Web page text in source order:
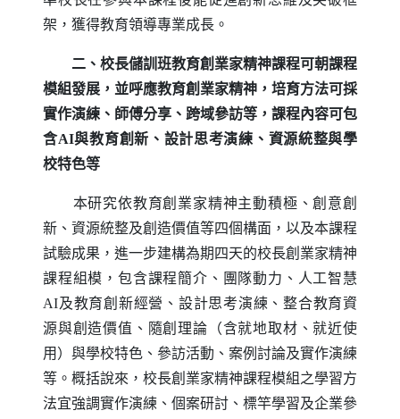
架，獲得教育領導專業成長。
二、校長儲訓班教育創業家精神課程可朝課程
模組發展，並呼應教育創業家精神，培育方法可採
實作演練、師傅分享、跨域參訪等，課程內容可包
含AI與教育創新、設計思考演練、資源統整與學
校特色等
本研究依教育創業家精神主動積極、創意創
新、資源統整及創造價值等四個構面，以及本課程
試驗成果，進一步建構為期四天的校長創業家精神
課程組模，包含課程簡介、團隊動力、人工智慧
AI及教育創新經營、設計思考演練、整合教育資
源與創造價值、隨創理論（含就地取材、就近使
用）與學校特色、參訪活動、案例討論及實作演練
等。概括說來，校長創業家精神課程模組之學習方
法宜強調實作演練、個案研討、標竿學習及企業參